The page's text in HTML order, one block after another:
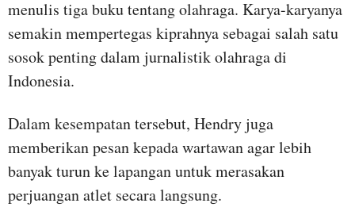
menulis tiga buku tentang olahraga. Karya-karyanya
semakin mempertegas kiprahnya sebagai salah satu
sosok penting dalam jurnalistik olahraga di
Indonesia.
Dalam kesempatan tersebut, Hendry juga
memberikan pesan kepada wartawan agar lebih
banyak turun ke lapangan untuk merasakan
perjuangan atlet secara langsung.